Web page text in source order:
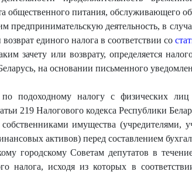
общественного питания, обслуживающего
деятельность, в
единого налога в соответствии со
зачету или возврату, определяется
на основании письменного
по подоходному налогу с физических
219 Налогового кодекса Республики
имущества (учредителями,
активов) перед составлением
городскому Советам депутатов в
налога, исходя из которых в